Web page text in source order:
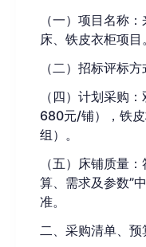
（一）项目名称
床、铁皮衣柜项目。
（二）招标评标
（四）计划采购
680元/铺），铁
组）。
（五）床铺质量
算、需求及参数”
准。
二、 采购清单、 预